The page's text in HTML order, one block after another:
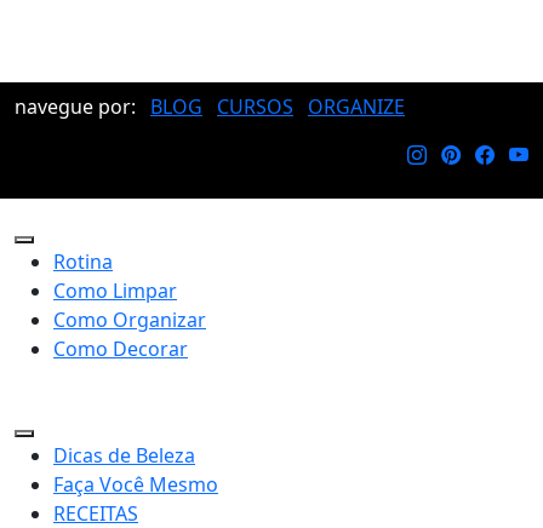
navegue por: BLOG CURSOS ORGANIZE
Rotina
Como Limpar
Como Organizar
Como Decorar
Dicas de Beleza
Faça Você Mesmo
RECEITAS